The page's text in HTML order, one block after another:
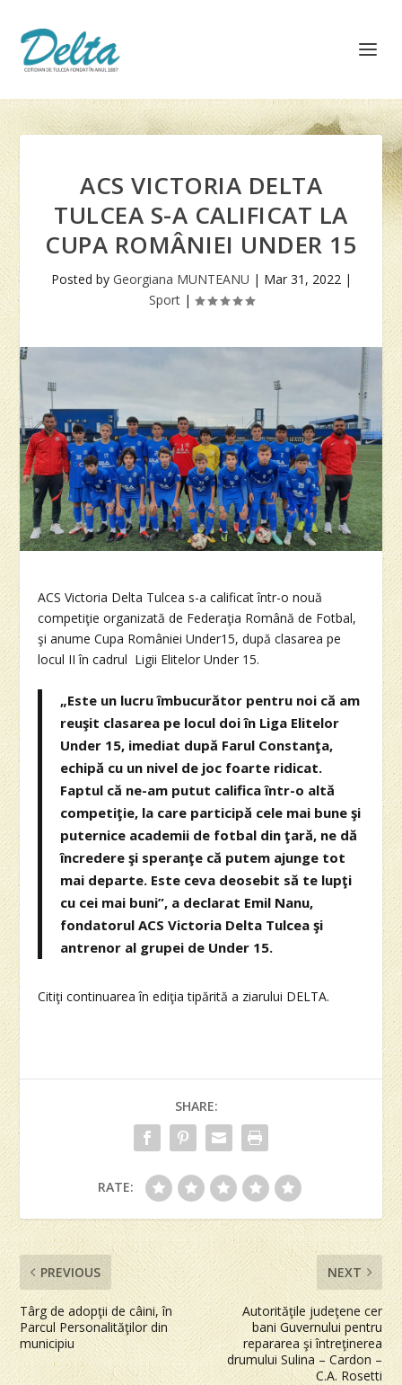
ACS VICTORIA DELTA
TULCEA S-A CALIFICAT LA
CUPA ROMÂNIEI UNDER 15
Posted by Georgiana MUNTEANU | Mar 31, 2022|
Sport|
ACS Victoria Delta Tulcea s-a calificat într-o nouă
competiţie organizată de Federaţia Română de Fotbal,
şi anume Cupa României Under15, după clasarea pe
locul II în cadrul Ligii Elitelor Under 15.
„Este un lucru îmbucurător pentru noi că am
reuşit clasarea pe locul doi în Liga Elitelor
Under 15, imediat după Farul Constanţa,
echipă cu un nivel de joc foarte ridicat.
Faptul că ne-am putut califica într-o altă
competiţie, la care participă cele mai bune şi
puternice academii de fotbal din ţară, ne dă
încredere şi speranţe că putem ajunge tot
mai departe. Este ceva deosebit să te lupţi
cu cei mai buni”, a declarat Emil Nanu,
fondatorul ACS Victoria Delta Tulcea şi
antrenor al grupei de Under 15.
Citiţi continuarea în ediţia tipărită a ziarului DELTA.
SHARE:
RATE:
PREVIOUS
Târg de adopţii de câini, în
Parcul Personalităţilor din
municipiu
NEXT
Autorităţile judeţene cer
bani Guvernului pentru
repararea şi întreţinerea
drumului Sulina – Cardon –
C.A. Rosetti